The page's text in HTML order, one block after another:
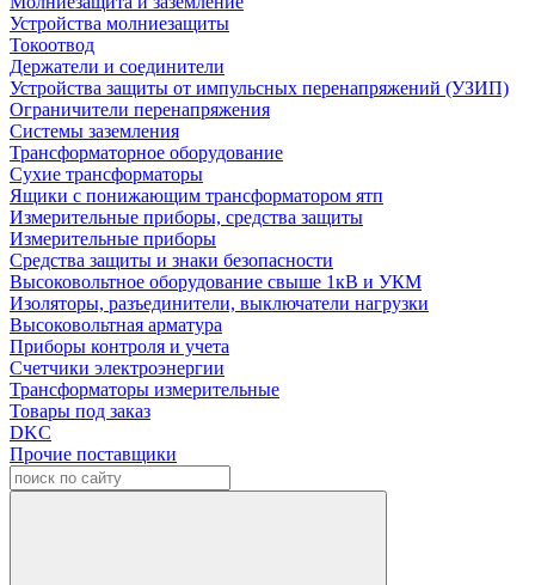
Устройства молниезащиты
Токоотвод
Держатели и соединители
Устройства защиты от импульсных перенапряжений (УЗИП)
Ограничители перенапряжения
Системы заземления
Трансформаторное оборудование
Сухие трансформаторы
Ящики с понижающим трансформатором ятп
Измерительные приборы, средства защиты
Измерительные приборы
Средства защиты и знаки безопасности
Высоковольтное оборудование свыше 1кВ и УКМ
Изоляторы, разъединители, выключатели нагрузки
Высоковольтная арматура
Приборы контроля и учета
Счетчики электроэнергии
Трансформаторы измерительные
Товары под заказ
DKC
Прочие поставщики